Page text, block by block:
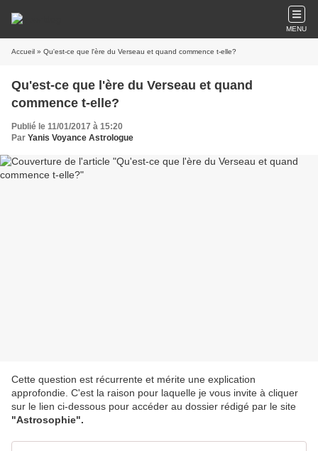
MENU
Accueil » Qu'est-ce que l'ère du Verseau et quand commence t-elle?
Qu'est-ce que l'ère du Verseau et quand
commence t-elle?
Publié le 11/01/2017 à 15:20
Par Yanis Voyance Astrologue
Cette question est récurrente et mérite une explication
approfondie. C'est la raison pour laquelle je vous invite à cliquer
sur le lien ci-dessous pour accéder au dossier rédigé par le site
"Astrosophie".